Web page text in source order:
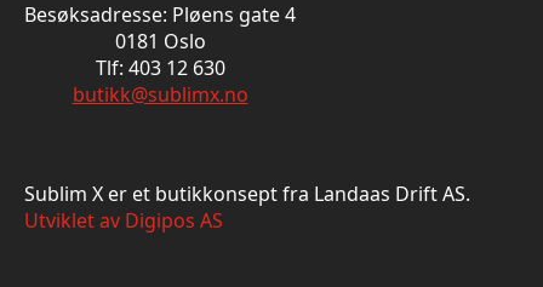
Besøksadresse: Pløens gate 4
0181 Oslo
Tlf: 403 12 630
butikk@sublimx.no
Sublim X er et butikkonsept fra Landaas Drift AS.
Utviklet av Digipos AS